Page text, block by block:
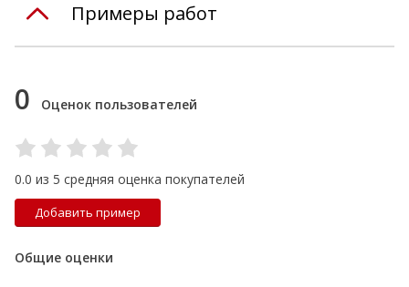
Примеры работ
0 Оценок пользователей
0.0 из 5 средняя оценка покупателей
Добавить пример
Общие оценки